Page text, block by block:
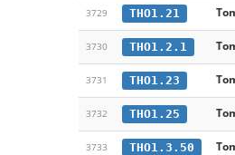
3729 THO1.21
3730 THO1.2.1
3731 THO1.23
3732 THO1.25
3733 THO1.3.50